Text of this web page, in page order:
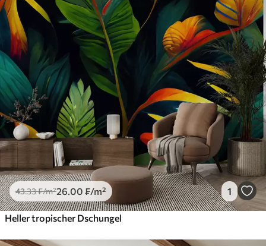
43.33₣/m²26 .00 ₣/m² 1
Heller tropischer Dschungel